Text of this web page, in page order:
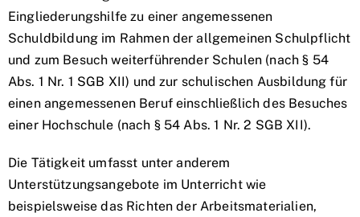
Eingliederungshilfe zu einer angemessenen
Schuldbildung im Rahmen der allgemeinen Schulpflicht
und zum Besuch weiterführender Schulen (nach § 54
Abs. 1 Nr. 1 SGB XII) und zur schulischen Ausbildung für
einen angemessenen Beruf einschließlich des Besuches
einer Hochschule (nach § 54 Abs. 1 Nr. 2 SGB XII).
Die Tätigkeit umfasst unter anderem
Unterstützungsangebote im Unterricht wie
beispielsweise das Richten der Arbeitsmaterialien,